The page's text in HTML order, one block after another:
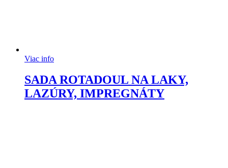
Viac info
SADA ROTADOUL NA LAKY,
LAZÚRY, IMPREGNÁTY